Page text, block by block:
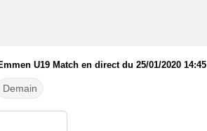
U19 Match en direct du 25/01/2020 14:45
Demain